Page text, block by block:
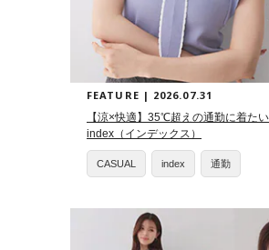
FEATURE | 2026.07.31
【涼×快適】35℃超えの通勤に着たい
index（インデックス）
CASUAL index 通勤